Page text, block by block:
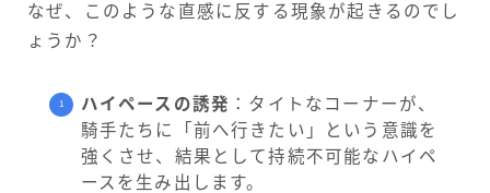
なぜ、このような直感に反する現象が起きるのでし
ょうか？
ハイペースの誘発 ：タイトなコーナーが、
騎手たちに「前へ行きたい」という意識を
強くさせ、結果として持続不可能なハイペ
ースを生み出します。